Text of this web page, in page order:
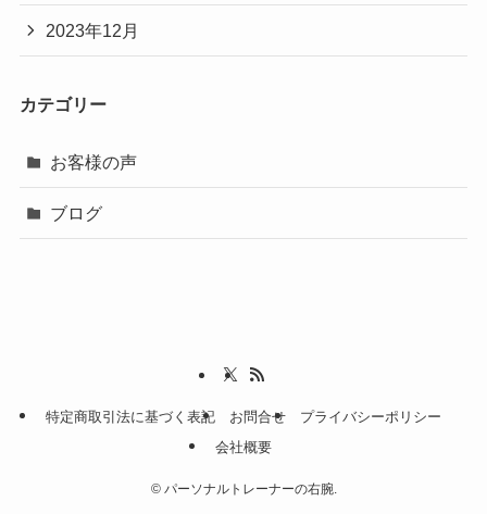
2023年12月
カテゴリー
お客様の声
ブログ
特定商取引法に基づく表記 お問合せ
プライバシーポリシー
会社概要
©パーソナルトレーナーの右腕.